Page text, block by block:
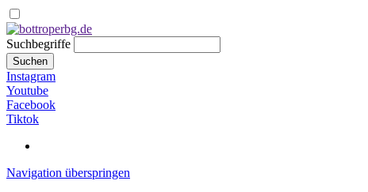
Suchbegriffe
Suchen
Instagram
Youtube
Facebook
Tiktok
Navigation überspringen